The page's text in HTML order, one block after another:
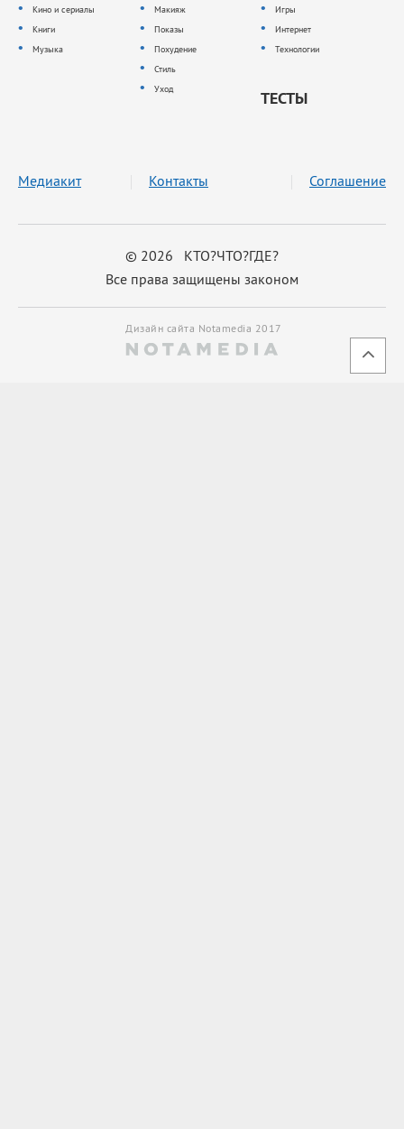
Кино и сериалы
Книги
Музыка
Макияж
Показы
Похудение
Стиль
Уход
Игры
Интернет
Технологии
ТЕСТЫ
© 2026 КТО?ЧТО?ГДЕ?
Все права защищены законом
Медиакит Контакты Соглашение
Дизайн сайта Notamedia 2017